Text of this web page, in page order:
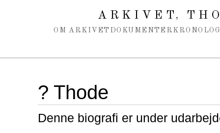
ARKIVET,
OM ARKIVET DOKUMENTER
? Thode
Denne biografi er under